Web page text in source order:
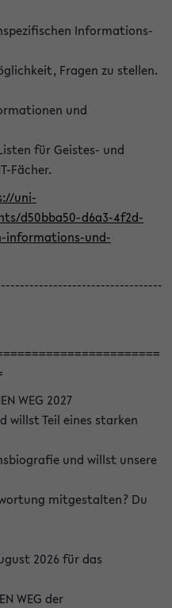
Informations-
Fragen zu stellen.
und
für Geistes- und
Fächer.
uni-
d50bba50-d6a3-4f2d-
informations-und-
WEG 2027
Teil eines starken
und willst unsere
mitgestalten? Du
2026 für das
WEG der